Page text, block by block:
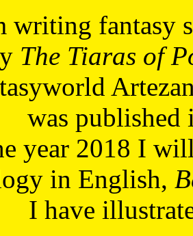
writing fantasy
The Tiaras of
was published
year 2018 I
in English,
I have